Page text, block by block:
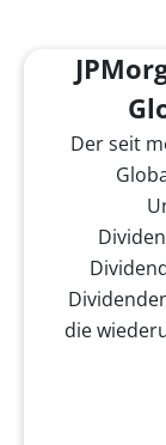
Der seit
die